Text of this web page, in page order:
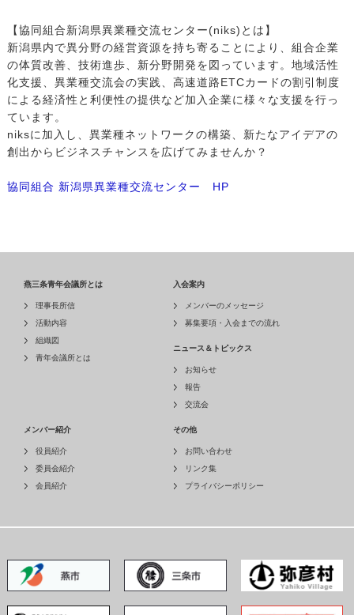
【協同組合新潟県異業種交流センター(niks)とは】
新潟県内で異分野の経営資源を持ち寄ることにより、組合企業
の体質改善、技術進歩、新分野開発を図っています。地域活性
化支援、異業種交流会の実践、高速道路ETCカードの割引制度
による経済性と利便性の提供など加入企業に様々な支援を行っ
ています。
niksに加入し、異業種ネットワークの構築、新たなアイデアの
創出からビジネスチャンスを広げてみませんか？
協同組合 新潟県異業種交流センター HP
燕三条青年会議所とは
理事長所信
活動内容
組織図
青年会議所とは
入会案内
メンバーのメッセージ
募集要項・入会までの流れ
ニュース＆トピックス
お知らせ
報告
交流会
メンバー紹介
役員紹介
委員会紹介
会員紹介
その他
お問い合わせ
リンク集
プライバシーポリシー